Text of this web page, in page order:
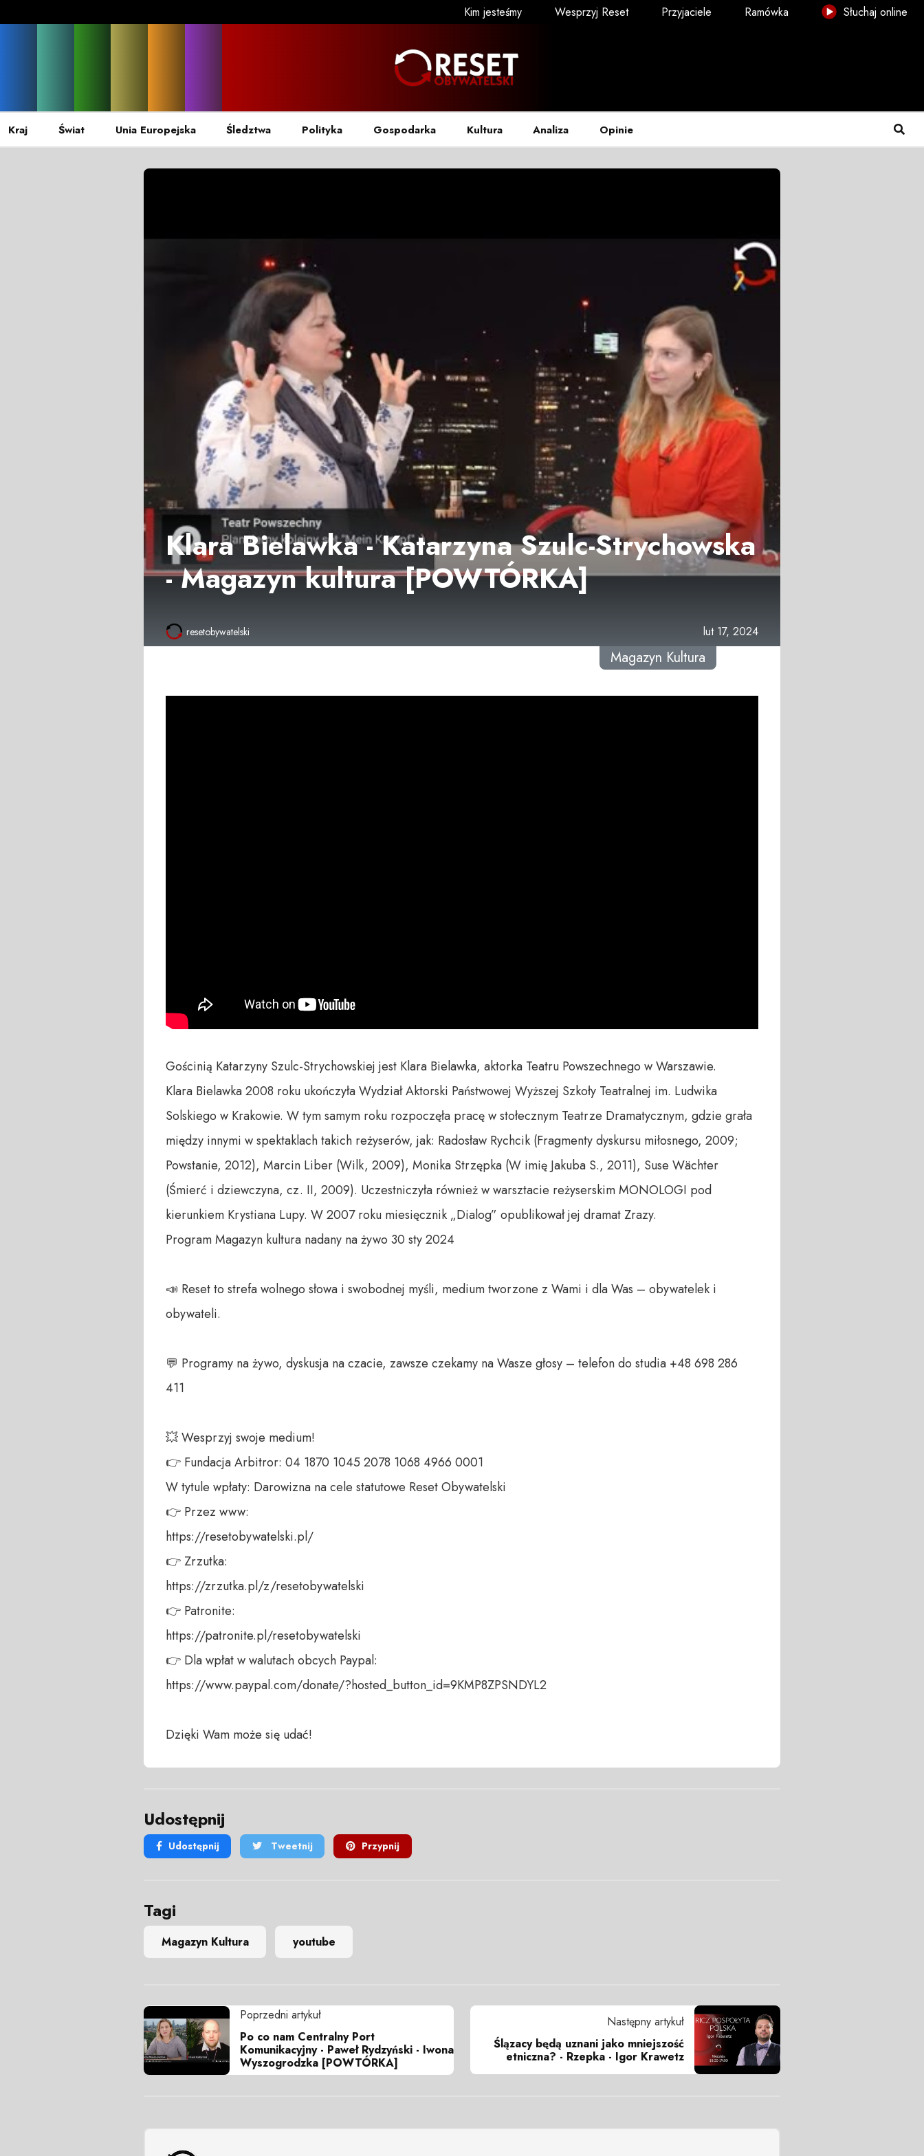
Kim jesteśmy Wesprzyj Reset Przyjaciele Ramówka Słuchaj online
Kraj Świat Unia Europejska Śledztwa Polityka Gospodarka Kultura Analiza Opinie
Klara Bielawka - Katarzyna Szulc-Strychowska
- Magazyn kultura [POWTÓRKA]
resetobywatelski lut 17, 2024
Magazyn Kultura
Gościnią Katarzyny Szulc-Strychowskiej jest Klara Bielawka, aktorka Teatru Powszechnego w Warszawie.
Klara Bielawka 2008 roku ukończyła Wydział Aktorski Państwowej Wyższej Szkoły Teatralnej im. Ludwika
Solskiego w Krakowie. W tym samym roku rozpoczęła pracę w stołecznym Teatrze Dramatycznym, gdzie grała
między innymi w spektaklach takich reżyserów, jak: Radosław Rychcik (Fragmenty dyskursu miłosnego, 2009;
Powstanie, 2012), Marcin Liber (Wilk, 2009), Monika Strzępka (W imię Jakuba S., 2011), Suse Wächter
(Śmierć i dziewczyna, cz. II, 2009). Uczestniczyła również w warsztacie reżyserskim MONOLOGI pod
kierunkiem Krystiana Lupy. W 2007 roku miesięcznik „Dialog” opublikował jej dramat Zrazy.
Program Magazyn kultura nadany na żywo 30 sty 2024
📣 Reset to strefa wolnego słowa i swobodnej myśli, medium tworzone z Wami i dla Was – obywatelek i
obywateli.
💬 Programy na żywo, dyskusja na czacie, zawsze czekamy na Wasze głosy – telefon do studia +48 698 286
411
💥 Wesprzyj swoje medium!
👉 Fundacja Arbitror: 04 1870 1045 2078 1068 4966 0001
W tytule wpłaty: Darowizna na cele statutowe Reset Obywatelski
👉 Przez www:
https://resetobywatelski.pl/
👉 Zrzutka:
https://zrzutka.pl/z/resetobywatelski
👉 Patronite:
https://patronite.pl/resetobywatelski
👉 Dla wpłat w walutach obcych Paypal:
https://www.paypal.com/donate/?hosted_button_id=9KMP8ZPSNDYL2
Dzięki Wam może się udać!
Udostępnij
Udostępnij Tweetnij Przypnij
Tagi
Magazyn Kultura youtube
Poprzedni artykuł
Po co nam Centralny Port
Komunikacyjny - Paweł Rydzyński - Iwona
Wyszogrodzka [POWTÓRKA]
Następny artykuł
Ślązacy będą uznani jako mniejszość
etniczna? - Rzepka - Igor Krawetz